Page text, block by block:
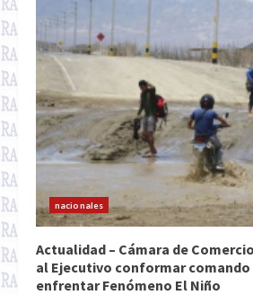
nacionales
Actualidad – Cámara de
al Ejecutivo conformar comando
enfrentar Fenómeno El Niño